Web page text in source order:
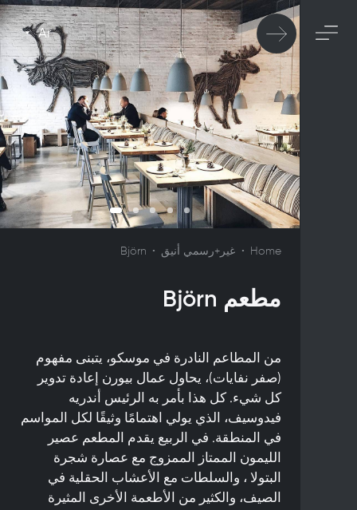
Ar
Home غير+رسمي أنيق Björn
مطعم Björn
من المطاعم النادرة في موسكو، يتبنى مفهوم
(صفر نفايات)، يحاول عمال بيورن إعادة تدوير
كل شيء. كل هذا بأمر به الرئيس أندريه
فيدوسيف، الذي يولي اهتمامًا وثيقًا لكل المواسم
في المنطقة. في الربيع يقدم المطعم عصير
الليمون الممتاز الممزوج مع عصارة شجرة
البتولا ، والسلطات مع الأعشاب الحقلية في
الصيف، والكثير من الأطعمة الأخرى المثيرة